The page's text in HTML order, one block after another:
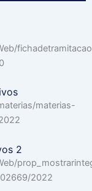
materias-
2
2022